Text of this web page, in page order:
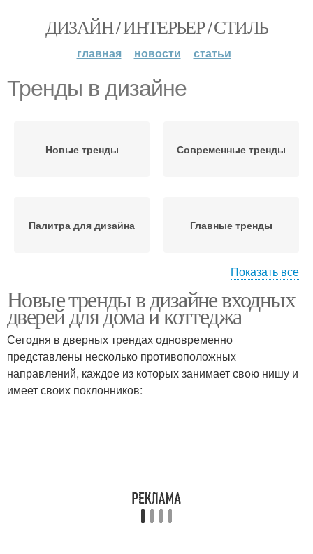
ДИЗАЙН / ИНТЕРЬЕР / СТИЛЬ
главная новости статьи
Тренды в дизайне
Новые тренды Современные тренды
Палитра для дизайна Главные тренды
Тренды в интерьере Тенденции в дизайне
Модные тренды Цветовые тренды
Показать все
Новые тренды в дизайне входных
дверей для дома и коттеджа
Сегодня в дверных трендах одновременно
представлены несколько противоположных
направлений, каждое из которых занимает свою нишу и
имеет своих поклонников: